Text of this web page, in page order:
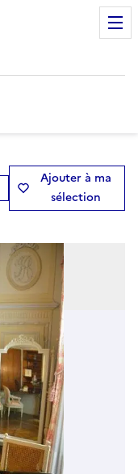
Ajouter à ma
sélection